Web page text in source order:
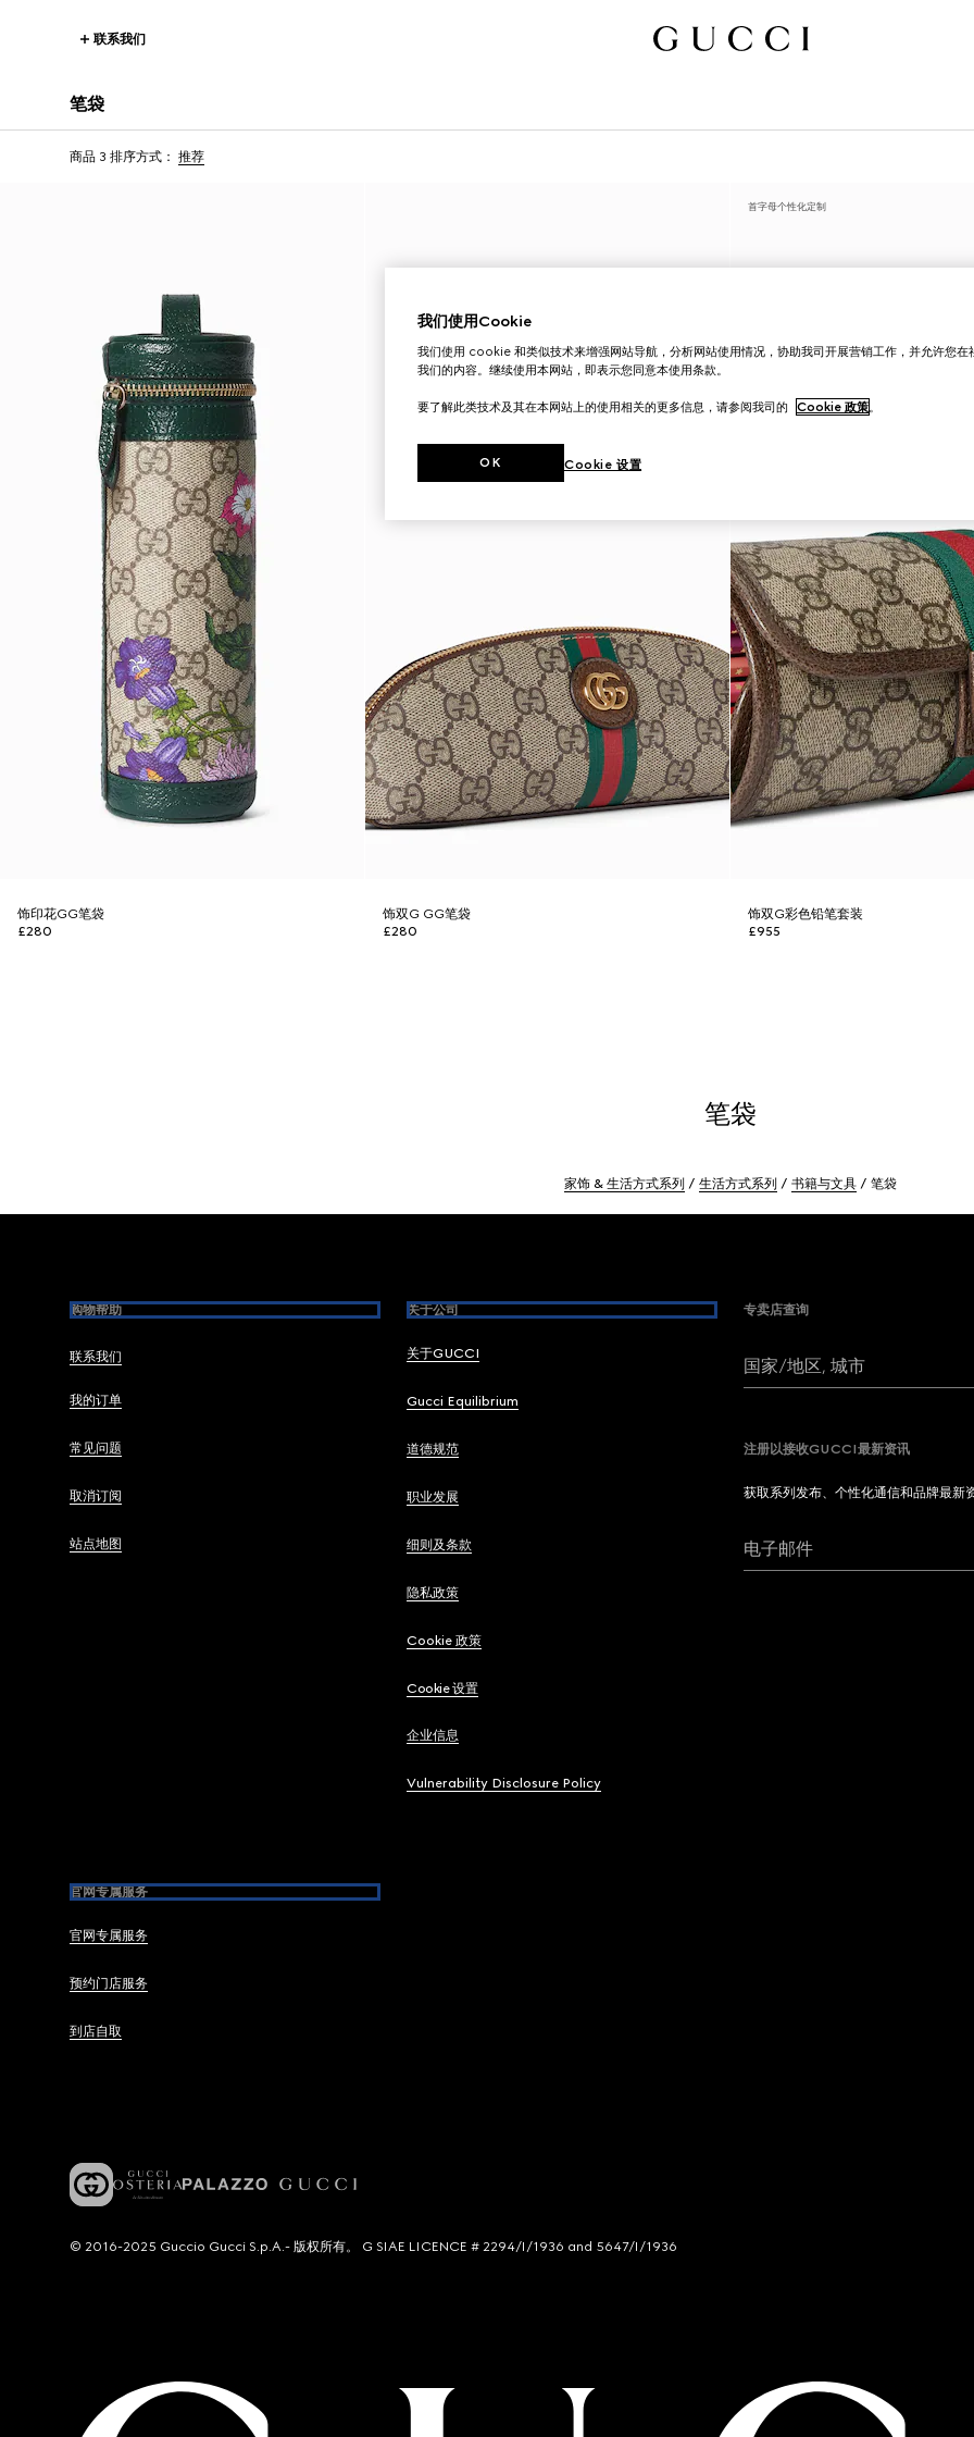
联系我们
笔袋
商品 3 排序方式： 推荐
饰印花GG笔袋
£280
饰双G GG笔袋
£280
首字母个性化定制
饰双G彩色铅笔套装
£955
笔袋
家饰 & 生活方式系列 生活方式系列 书籍与文具 笔袋
购物帮助
联系我们
我的订单
常见问题
取消订阅
站点地图
关于公司
关于GUCCI
Gucci Equilibrium
道德规范
职业发展
细则及条款
隐私政策
Cookie 政策
Cookie 设置
企业信息
Vulnerability Disclosure Policy
官网专属服务
官网专属服务
预约门店服务
到店自取
专卖店查询
国家/地区, 城市
注册以接收GUCCI最新资讯
获取系列发布、个性化通信和品牌最新
电子邮件
© 2016-2025 Guccio Gucci S.p.A.- 版权所有。 G SIAE LICENCE # 2294/I/1936 and 5647/I/1936
我们使用Cookie
我们使用 cookie 和类似技术来增强网站导航，分析网站使用情况，协助我司开展营销工作，并允许您在
我们的内容。继续使用本网站，即表示您同意本使用条款。
要了解此类技术及其在本网站上的使用相关的更多信息，请参阅我司的 Cookie 政策。
Cookie 设置
OK